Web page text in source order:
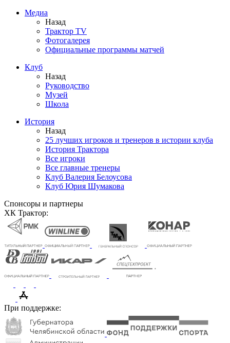
Медиа
Назад
Трактор TV
Фотогалерея
Официальные программы матчей
Клуб
Назад
Руководство
Музей
Школа
История
Назад
25 лучших игроков и тренеров в истории клуба
История Трактора
Все игроки
Все главные тренеры
Клуб Валерия Белоусова
Клуб Юрия Шумакова
Спонсоры и партнеры
ХК Трактор:
При поддержке: